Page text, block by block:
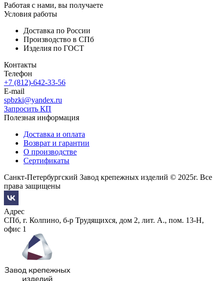
Работая с нами, вы получаете
Условия работы
Доставка по России
Производство в СПб
Изделия по ГОСТ
Контакты
Телефон
+7 (812)-642-33-56
E-mail
spbzki@yandex.ru
Запросить КП
Полезная информация
Доставка и оплата
Возврат и гарантии
О производстве
Сертификаты
Санкт-Петербургский Завод крепежных изделий © 2025г. Все
права защищены
Адрес
СПб, г. Колпино, б-р Трудящихся, дом 2, лит. А., пом. 13-Н,
офис 1